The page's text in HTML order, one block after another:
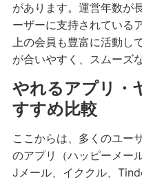
があります。運営年数が
ーザーに支持されている
上の会員も豊富に活動し
が合いやすく、スムーズ
やれるアプリ・
すすめ比較
ここからは、多くのユー
のアプリ（ハッピーメー
Jメール、イククル、